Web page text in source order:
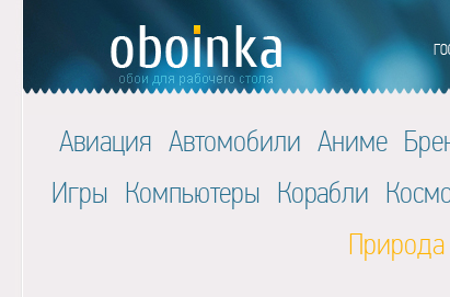
Авиация Автомобили Аниме
Игры Компьютеры Корабли
Природа